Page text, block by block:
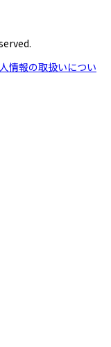
情報の取扱いについ